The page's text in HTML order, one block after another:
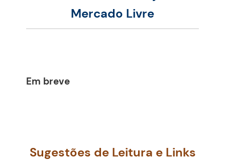
Mercado Livre
Em breve
Sugestões de Leitura e Links